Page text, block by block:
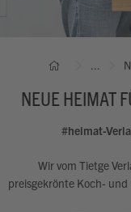
...
NEUE HEIMAT
#heimat-
Wir vom Tietge
preisgekrönte Koch-